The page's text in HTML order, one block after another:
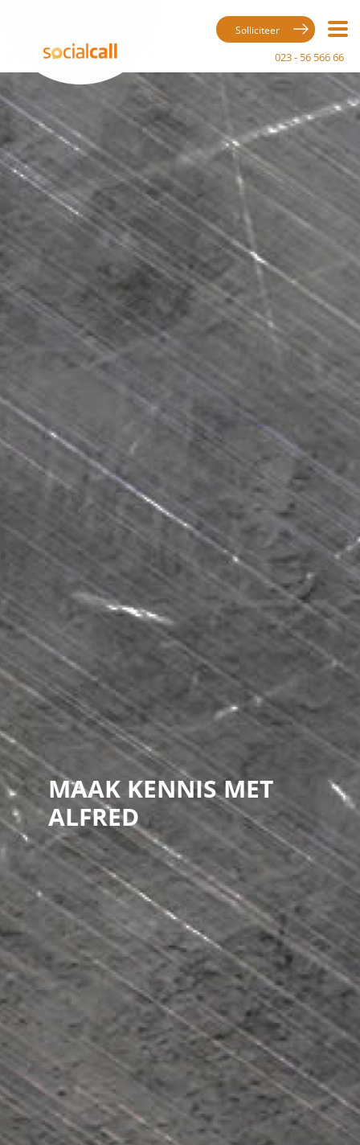
Solliciteer
023 - 56 566 66
MAAK KENNIS MET
ALFRED